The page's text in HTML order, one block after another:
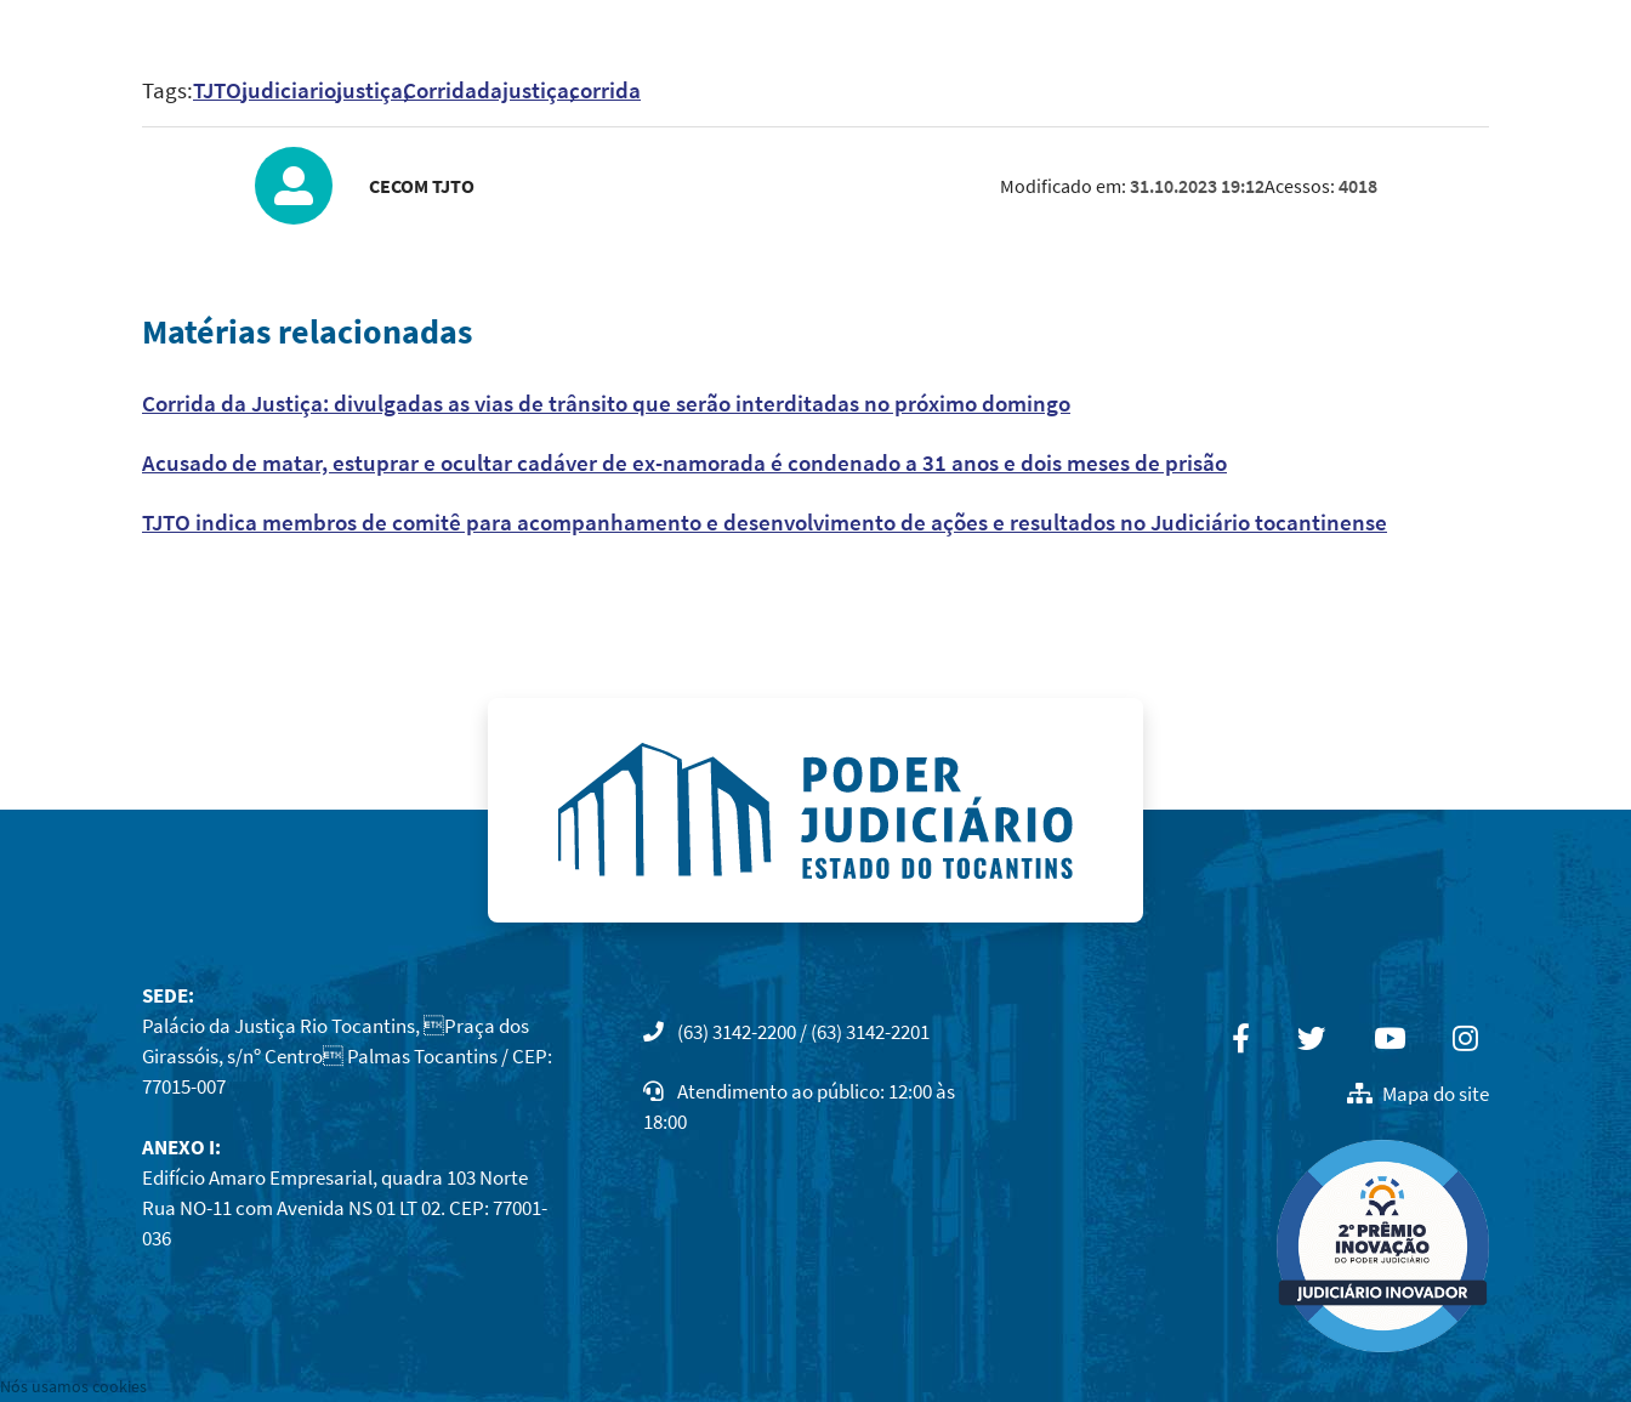
Tags:TJTOjudiciariojustiçaCorridadajustiçacorrida
CECOM TJTO Modificado em: 31.10.2023 19:12Acessos: 4018
Matérias relacionadas
Corrida da Justiça: divulgadas as vias de trânsito que serão interditadas no próximo domingo
Acusado de matar, estuprar e ocultar cadáver de ex-namorada é condenado a 31 anos e dois meses de prisão
TJTO indica membros de comitê para acompanhamento e desenvolvimento de ações e resultados no Judiciário tocantinense
SEDE:
Palácio da Justiça Rio Tocantins, Praça dos
Girassóis, s/nº Centro Palmas Tocantins / CEP:
77015-007
ANEXO I:
Edifício Amaro Empresarial, quadra 103 Norte
Rua NO-11 com Avenida NS 01 LT 02. CEP: 77001-
036
(63) 3142-2200 / (63) 3142-2201
Atendimento ao público: 12:00 às
18:00
FacebookTwitterYoutubeInstagram
Mapa do site
Nós usamos cookies